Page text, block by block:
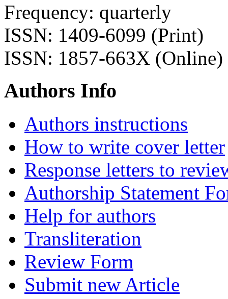
Frequency: quarterly
ISSN: 1409-6099 (Print)
ISSN: 1857-663X (Online)
Authors Info
Authors instructions
How to write cover letter
Response letters to
Authorship Statement
Help for authors
Transliteration
Review Form
Submit new Article